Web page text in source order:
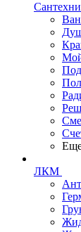
ЛКМ